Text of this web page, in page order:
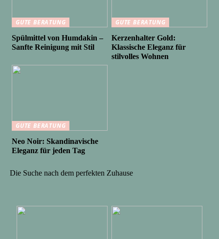
GUTE BERATUNG
Spülmittel von Humdakin –
Sanfte Reinigung mit Stil
GUTE BERATUNG
Kerzenhalter Gold:
Klassische Eleganz für
stilvolles Wohnen
GUTE BERATUNG
Neo Noir: Skandinavische
Eleganz für jeden Tag
Die Suche nach dem perfekten Zuhause